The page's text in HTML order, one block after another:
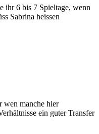
ihr 6 bis 7 Spieltage, wenn
Sabrina heissen
wen manche hier
ein guter Transfer